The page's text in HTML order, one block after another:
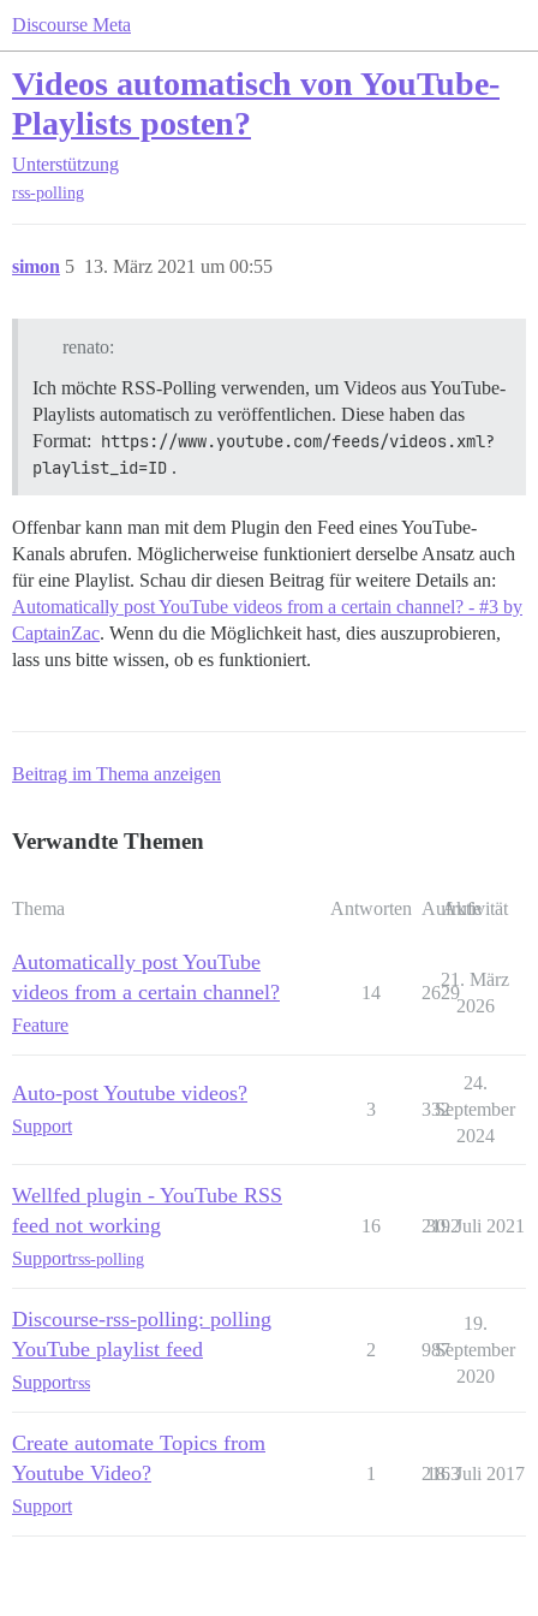
Discourse Meta
Videos automatisch von YouTube-
Playlists posten?
Unterstützung
rss-polling
simon 13. März 2021 um 00:55
5
renato:
Ich möchte RSS-Polling verwenden, um Videos aus YouTube-
Playlists automatisch zu veröffentlichen. Diese haben das
Format: https://www.youtube.com/feeds/videos.xml?
playlist_id=ID .
Offenbar kann man mit dem Plugin den Feed eines YouTube-
Kanals abrufen. Möglicherweise funktioniert derselbe Ansatz auch
für eine Playlist. Schau dir diesen Beitrag für weitere Details an:
Automatically post YouTube videos from a certain channel? - #3 by
CaptainZac. Wenn du die Möglichkeit hast, dies auszuprobieren,
lass uns bitte wissen, ob es funktioniert.
Beitrag im Thema anzeigen
Verwandte Themen
Thema Antworten Aufrufe
Aktivität
Automatically post YouTube
videos from a certain channel?
Feature
14 2629
21. März
2026
Auto-post Youtube videos?
Support
3 332
24.
September
2024
Wellfed plugin - YouTube RSS
feed not working
Supportrss-polling
16 2192
30. Juli 2021
Discourse-rss-polling: polling
YouTube playlist feed
Supportrss
2 987
19.
September
2020
Create automate Topics from
Youtube Video?
Support
1 2163
18. Juli 2017